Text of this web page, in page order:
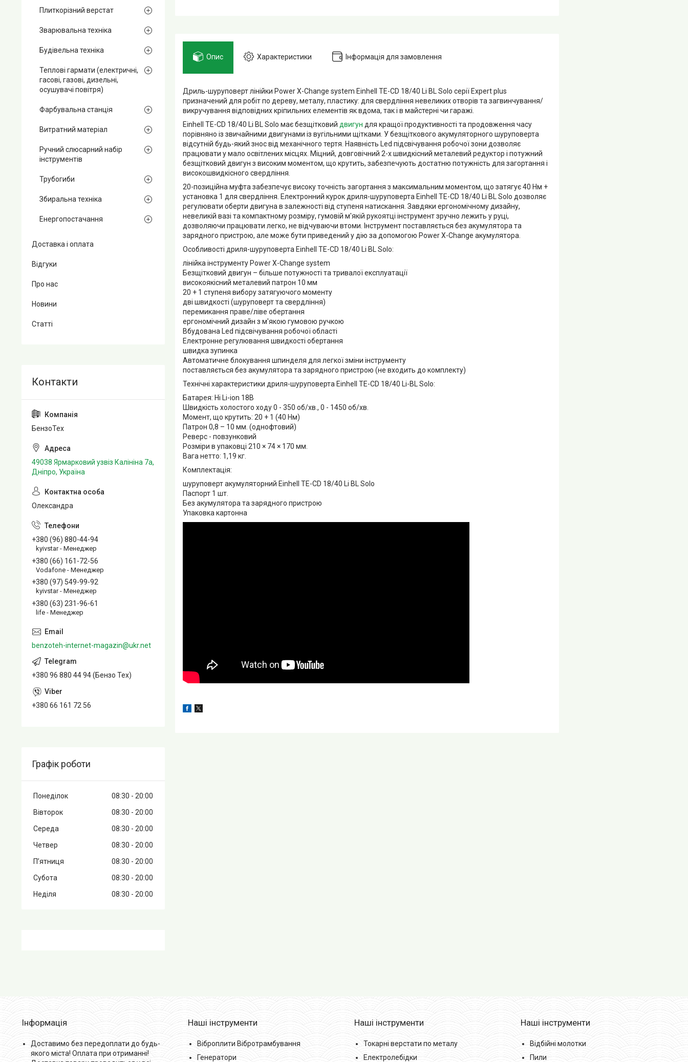
Опис Характеристики Інформація для замовлення
Дриль-шуруповерт лінійки Power X-Change system Einhell TE-CD 18/40 Li BL Solo серії Expert plus
призначений для робіт по дереву, металу, пластику: для свердління невеликих отворів та загвинчування/
викручування відповідних кріпильних елементів як вдома, так і в майстерні чи гаражі.
Einhell TE-CD 18/40 Li BL Solo має безщітковий двигун для кращої продуктивності та продовження часу
порівняно із звичайними двигунами із вугільними щітками. У безщіткового акумуляторного шуруповерта
відсутній будь-який знос від механічного тертя. Наявність Led підсвічування робочої зони дозволяє
працювати у мало освітлених місцях. Міцний, довговічний 2-х швидкісний металевий редуктор і потужний
безщітковий двигун з високим моментом, що крутить, забезпечують достатню потужність для загортання і
високошвидкісного свердління.
20-позиційна муфта забезпечує високу точність загортання з максимальним моментом, що затягує 40 Нм +
установка 1 для свердління. Електронний курок дриля-шуруповерта Einhell TE-CD 18/40 Li BL Solo дозволяє
регулювати оберти двигуна в залежності від ступеня натискання. Завдяки ергономічному дизайну,
невеликій вазі та компактному розміру, гумовій м'якій рукоятці інструмент зручно лежить у руці,
дозволяючи працювати легко, не відчуваючи втоми. Інструмент поставляється без акумулятора та
зарядного пристрою, але може бути приведений у дію за допомогою Power X-Change акумулятора.
Особливості дриля-шуруповерта Einhell TE-CD 18/40 Li BL Solo:
лінійка інструменту Power X-Change system
Безщітковий двигун – більше потужності та тривалої експлуатації
високоякісний металевий патрон 10 мм
20 + 1 ступеня вибору затягуючого моменту
дві швидкості (шуруповерт та свердління)
перемикання праве/ліве обертання
ергономічний дизайн з м'якою гумовою ручкою
Вбудована Led підсвічування робочої області
Електронне регулювання швидкості обертання
швидка зупинка
Автоматичне блокування шпинделя для легкої зміни інструменту
поставляється без акумулятора та зарядного пристрою (не входить до комплекту)
Технічні характеристики дриля-шуруповерта Einhell TE-CD 18/40 Li-BL Solo:
Батарея: Ні Li-ion 18В
Швидкість холостого ходу 0 - 350 об/хв., 0 - 1450 об/хв.
Момент, що крутить: 20 + 1 (40 Нм)
Патрон 0,8 – 10 мм. (однофтовий)
Реверс - повзунковий
Розміри в упаковці 210 × 74 × 170 мм.
Вага нетто: 1,19 кг.
Комплектація:
шуруповерт акумуляторний Einhell TE-CD 18/40 Li BL Solo
Паспорт 1 шт.
Без акумулятора та зарядного пристрою
Упаковка картонна
Плиткорізний верстат
Зварювальна техніка
Будівельна техніка
Теплові гармати (електричні,
гасові, газові, дизельні,
осушувачі повітря)
Фарбувальна станція
Витратний матеріал
Ручний слюсарний набір
інструментів
Трубогиби
Збиральна техніка
Енергопостачання
Доставка і оплата
Відгуки
Про нас
Новини
Статті
БензоТех
49038 Ярмарковий узвіз Калініна 7а,
Дніпро, Україна
Олександра
+380 (96) 880-44-94
kyivstar - Менеджер
+380 (66) 161-72-56
Vodafone - Менеджер
+380 (97) 549-99-92
kyivstar - Менеджер
+380 (63) 231-96-61
life - Менеджер
benzoteh-internet-magazin@ukr.net
+380 96 880 44 94 (Бензо Тех)
+380 66 161 72 56
Графік роботи
Понеділок 08:30
20:00
Вівторок
08:30
20:00
Середа
08:30
20:00
Четвер
08:30
20:00
Пʼятниця
08:30
20:00
Субота
08:30
20:00
Неділя
08:30 20:00
Інформація
Доставимо без передоплати до будь-
якого міста! Оплата при отриманні!
Наші інструменти
Віброплити Вібротрамбування
Генератори
Наші інструменти
Токарні верстати по металу
Електролебідки
Наші інструменти
Відбійні молотки
Пили